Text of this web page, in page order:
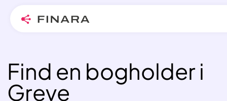
Skip
content
Find en bogholder i
Greve